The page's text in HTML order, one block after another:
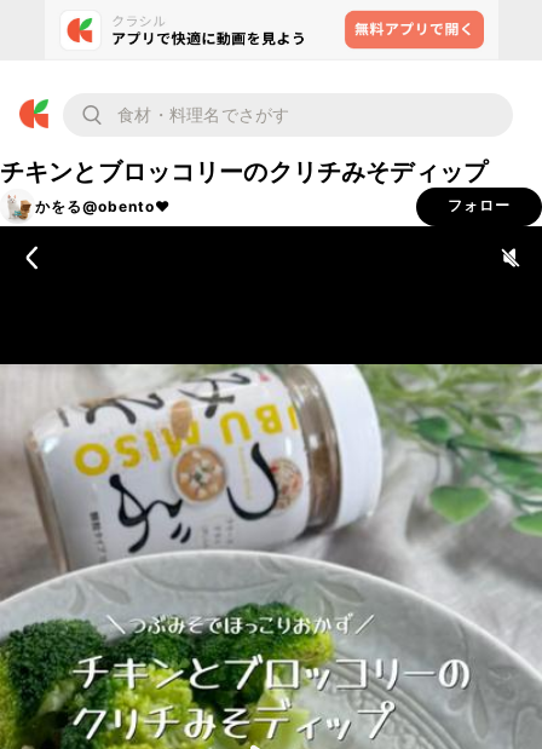
チキンとブロッコリーのクリチみそディップ
かをる@obento❤︎ フォロー